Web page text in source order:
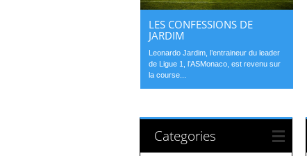
LES CONFESSIONS DE
JARDIM
Leonardo Jardim, l’entraineur du leader
de Ligue 1, l’ASMonaco, est revenu sur
la course...
Categories